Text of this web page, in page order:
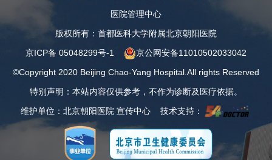
医院管理中心
版权所有：首都医科大学附属北京朝阳医院
京ICP备 05048299号-1
京公网安备11010502033042
©Copyright 2020 Beijing Chao-Yang Hospital.All rights Reserved
特别声明：本站内容仅供参考，不作为诊断及医疗依据。
维护单位：北京朝阳医院 宣传中心 技术支持：